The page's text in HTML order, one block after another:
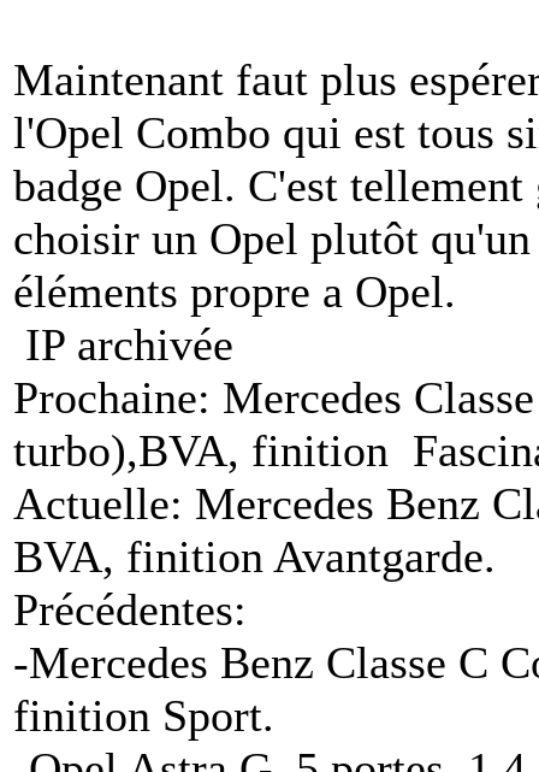
Maintenant faut plus
l'Opel Combo qui est tous
badge Opel. C'est
choisir un Opel plutôt qu'un
éléments propre a Opel.
IP archivée
Prochaine: Mercedes
turbo),BVA, finition
Actuelle: Mercedes Benz
BVA, finition Avantgarde.
Précédentes:
-Mercedes Benz Classe C
finition Sport.